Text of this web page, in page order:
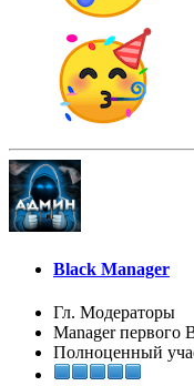
Black Manager
Гл. Модераторы
Manager первого
Полноценный